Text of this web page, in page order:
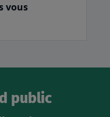
vous
public